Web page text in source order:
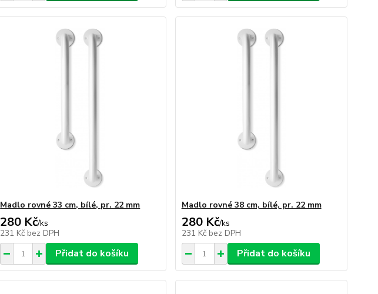
Madlo rovné 33 cm, bílé, pr. 22 mm
280 Kč/ks
231 Kč bez DPH
Přidat do košíku
Madlo rovné 38 cm, bílé, pr. 22 mm
280 Kč/ks
231 Kč bez DPH
Přidat do košíku